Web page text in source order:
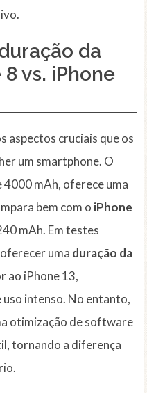
da
vs. iPhone
aspectos cruciais que os
um smartphone. O
4000 mAh, oferece uma
bem com o iPhone
mAh. Em testes
uma duração da
ao iPhone 13,
uso intenso. No entanto,
otimização de software
tornando a diferença